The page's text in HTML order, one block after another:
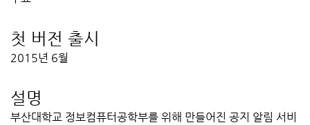
첫 버전 출시
2015년 6월
설명
부산대학교 정보컴퓨터공학부를 위해 만들어진 공지 알림 서비